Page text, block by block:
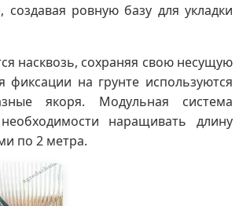
создавая ровную базу для укладки
насквозь, сохраняя свою несущую
фиксации на грунте используются
якоря. Модульная система
наращивать длину
по 2 метра.